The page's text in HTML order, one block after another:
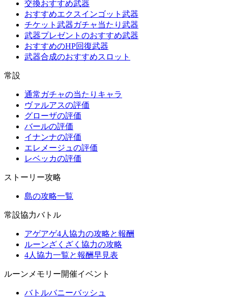
交換おすすめ武器
おすすめエクスインゴット武器
チケット武器ガチャ当たり武器
武器プレゼントのおすすめ武器
おすすめのHP回復武器
武器合成のおすすめスロット
常設
通常ガチャの当たりキャラ
ヴァルアスの評価
グローザの評価
バールの評価
イナンナの評価
エレメージュの評価
レベッカの評価
ストーリー攻略
島の攻略一覧
常設協力バトル
アゲアゲ4人協力の攻略と報酬
ルーンざくざく協力の攻略
4人協力一覧と報酬早見表
ルーンメモリー開催イベント
バトルバニーバッシュ